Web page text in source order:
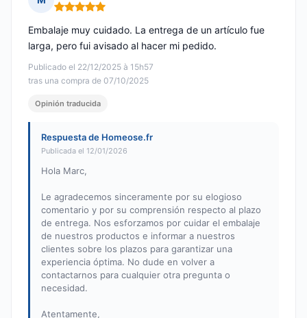
Nota: 5 de 5
Publicado el 22/12/2025 à 15h57
tras una compra de 07/10/2025
Embalaje muy cuidado. La entrega de un artículo fue
larga, pero fui avisado al hacer mi pedido.
Opinión traducida
Respuesta de Homeose.fr
Publicada el 12/01/2026
Hola Marc,
Le agradecemos sinceramente por su elogioso
comentario y por su comprensión respecto al plazo
de entrega. Nos esforzamos por cuidar el embalaje
de nuestros productos e informar a nuestros
clientes sobre los plazos para garantizar una
experiencia óptima. No dude en volver a
contactarnos para cualquier otra pregunta o
necesidad.
Atentamente,